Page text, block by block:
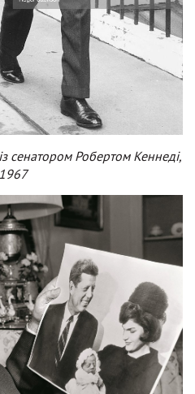
сенатором Робертом Кеннеді,
1967